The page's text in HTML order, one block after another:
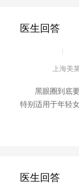
医生回答
上海美
黑眼圈到底要
特别适用于年轻
医生回答